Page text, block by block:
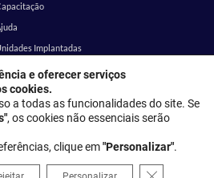
Implantadas
Homero Mafra, 60 - Enseada do Suá,
- ES, 29050-906
e oferecer serviços
cookies.
a todas as funcionalidades do site. Se
, os cookies não essenciais serão
clique em"Personalizar".
Close